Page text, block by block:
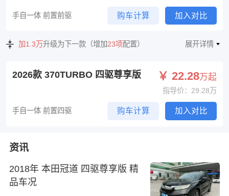
手自一体 前置前驱 购车计算 加入对比
加1.3万升级为下一款（增加23项配置） 展开详情
2026款 370TURBO 四驱尊享版 ￥ 22.28万起
指导价：29.28万
手自一体 前置四驱 购车计算 加入对比
资讯
2018年 本田冠道 四驱尊享版 精
品车况